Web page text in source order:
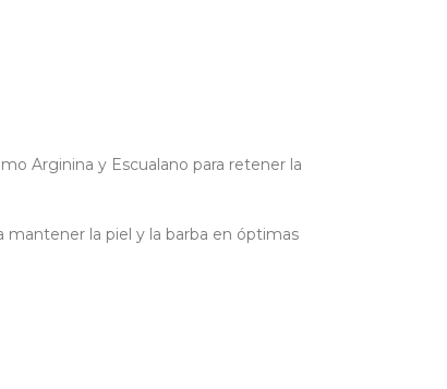
Arginina y Escualano para retener la
la piel y la barba en óptimas